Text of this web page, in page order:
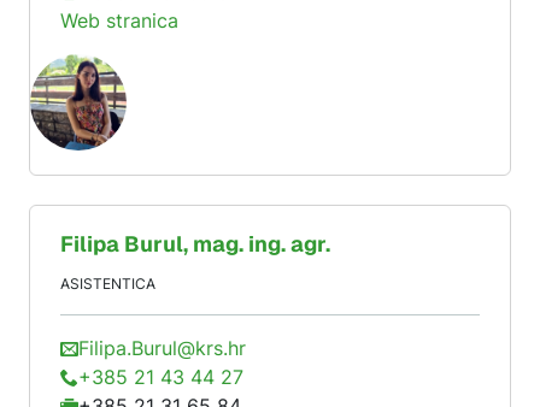
Web stranica
Filipa Burul, mag. ing. agr.
ASISTENTICA
Filipa.Burul@krs.hr
+385 21 43 44 27